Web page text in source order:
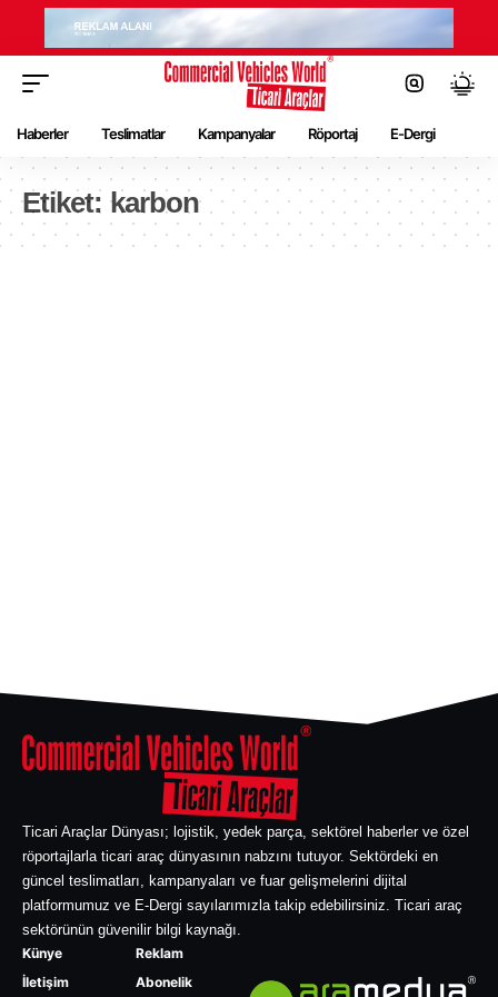
Haberler Teslimatlar Kampanyalar Röportaj E-Dergi
Etiket: karbon
Ticari Araçlar Dünyası; lojistik, yedek parça, sektörel haberler ve özel
röportajlarla ticari araç dünyasının nabzını tutuyor. Sektördeki en
güncel teslimatları, kampanyaları ve fuar gelişmelerini dijital
platformumuz ve E-Dergi sayılarımızla takip edebilirsiniz. Ticari araç
sektörünün güvenilir bilgi kaynağı.
Künye
İletişim
Reklam
Abonelik